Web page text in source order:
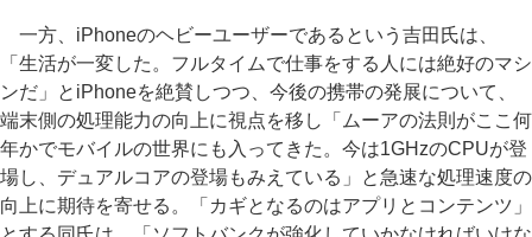
一方、iPhoneのヘビーユーザーであるという吉田氏は、
「生活が一変した。フルタイムで仕事をする人には絶好のマシ
ンだ」とiPhoneを絶賛しつつ、今後の携帯の発展について、
端末側の処理能力の向上に視点を移し「ムーアの法則がここ何
年かでモバイルの世界にも入ってきた。今は1GHzのCPUが登
場し、デュアルコアの登場もみえている」と急速な処理速度の
向上に期待を寄せる。「カギとなるのはアプリとコンテンツ」